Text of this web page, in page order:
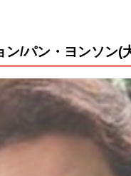
ン/パン・ヨンソン(